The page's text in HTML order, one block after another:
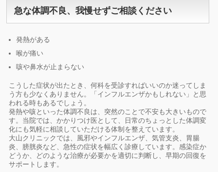
急な体調不良、我慢せずご相談ください
発熱がある
喉が痛い
咳や鼻水が止まらない
こうした症状が出たとき、何科を受診すればいいのか迷ってしま
う方も少なくありません。「インフルエンザかもしれない」と思
われる時もあるでしょう。
発熱や咳といった体調不良は、突然のことで不安も大きいもので
す。当院では、かかりつけ医として、日常のちょっとした体調変
化にも気軽に相談していただける体制を整えています。
大山クリニックでは、風邪やインフルエンザ、気管支炎、胃腸
炎、膀胱炎など、急性の症状を幅広く診療しています。感染症か
どうか、どのような治療が必要かを適切に判断し、早期の回復を
サポートします。